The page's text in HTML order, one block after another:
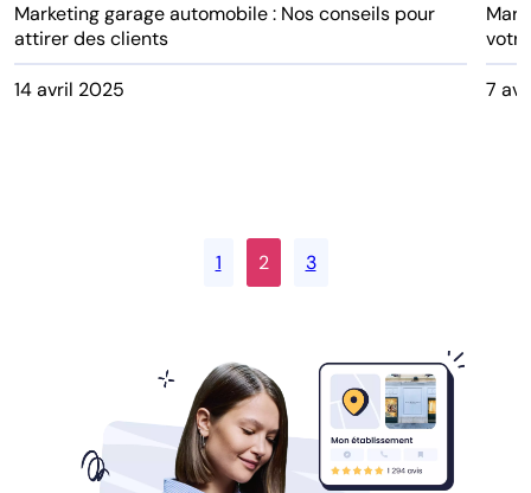
Marketing garage automobile : Nos conseils pour
attirer des clients
14 avril 2025 7
1 2 3